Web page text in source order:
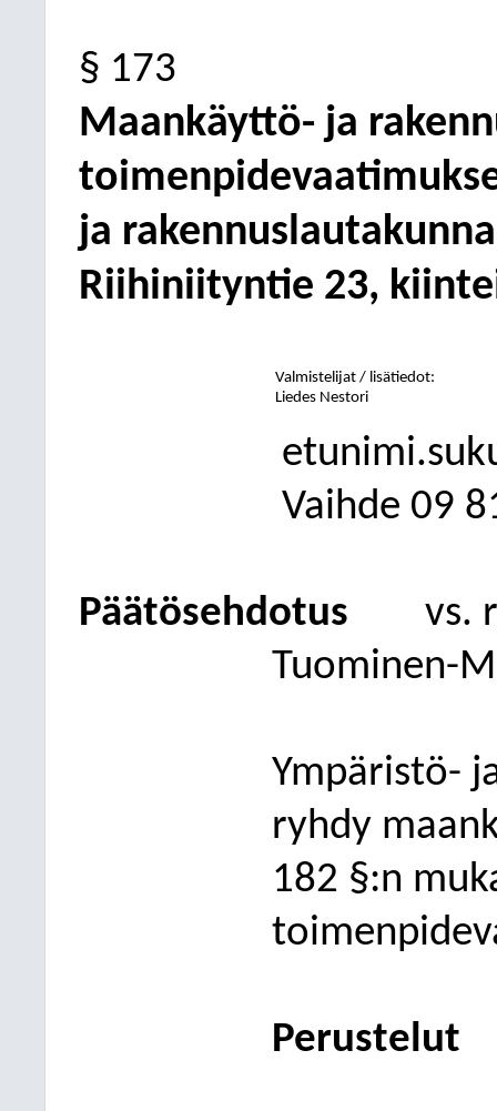
§ 173
Maankäyttö- ja
ja
Riihiniityntie 23,
Valmistelijat / lisätiedot:
Liedes Nestori
Vaihde 09
Päätösehdotus
vs.
Tuominen-
Ympäristö-
ryhdy
182 §:n
Perustelut